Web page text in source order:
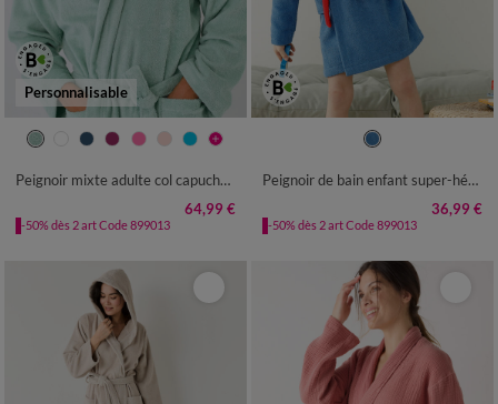
Personnalisable
34/36 38/40 42/44
46/48
Peignoir mixte adulte col capuche personnalisé - éponge bouclette 380 g/m²
64,99 €
-50% dès 2 art Code 899013
6/8 ANS
Peignoir de bain enfant super-héros à capuche éponge coton - 340g/m²
36,99 €
-50% dès 2 art Code 899013